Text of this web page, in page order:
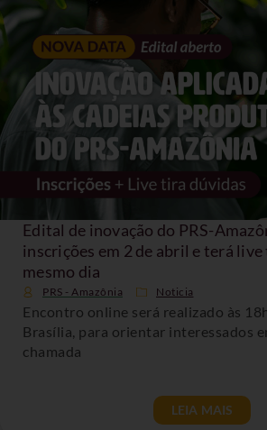
Edital de inovação do PRS-
inscrições em 2 de abril e terá
mesmo dia
PRS - Amazônia Noticia
Encontro online será realizado às
Brasília, para orientar interessados
chamada
LEIA MAIS